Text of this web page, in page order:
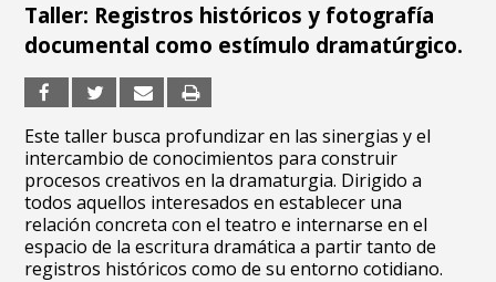
Taller: Registros históricos y fotografía
documental como estímulo dramatúrgico.
Este taller busca profundizar en las sinergias y el
intercambio de conocimientos para construir
procesos creativos en la dramaturgia. Dirigido a
todos aquellos interesados en establecer una
relación concreta con el teatro e internarse en el
espacio de la escritura dramática a partir tanto de
registros históricos como de su entorno cotidiano.